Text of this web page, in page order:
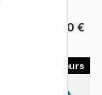
6.50 €